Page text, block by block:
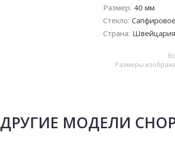
Размер: 40 мм
Стекло: Сапфировое
Страна: Швейцария
Размеры
ДРУГИЕ МОДЕЛИ